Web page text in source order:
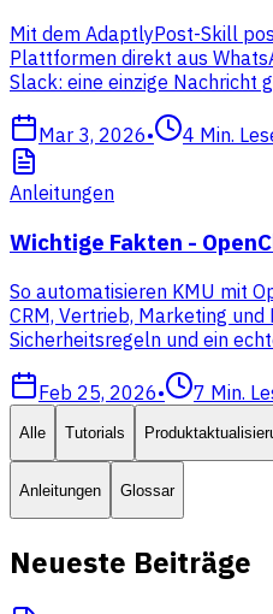
Mit dem AdaptlyPost-Skill
Plattformen direkt aus
Slack: eine einzige Nachricht
Mar 3, 2026• 4 Min.
Anleitungen
Wichtige Fakten -
So automatisieren KMU mit
CRM, Vertrieb, Marketing
Sicherheitsregeln und ein
Feb 25, 2026• 7 Min.
Alle Tutorials
Anleitungen Glossar
Neueste Beiträge